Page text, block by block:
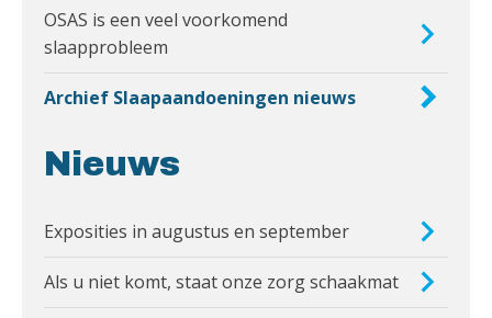
OSAS is een veel voorkomend
slaapprobleem
Archief Slaapaandoeningen nieuws
Nieuws
Exposities in augustus en september
Als u niet komt, staat onze zorg schaakmat